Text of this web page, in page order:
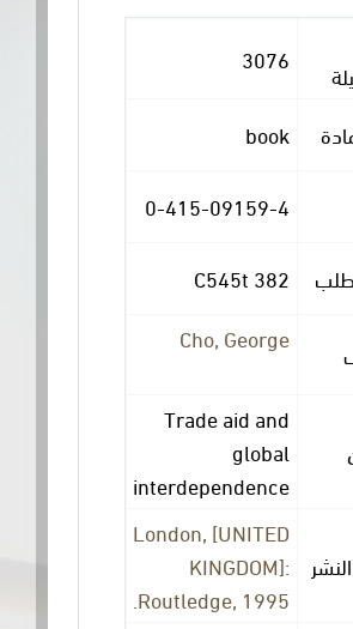
book
0-415-09159-4
382 C545t
Cho, George
Trade aid and
global
interdependence
London, [UNITED
KINGDOM]:
Routledge, 1995.